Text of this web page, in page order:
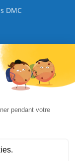
DMC
Nous contacter |